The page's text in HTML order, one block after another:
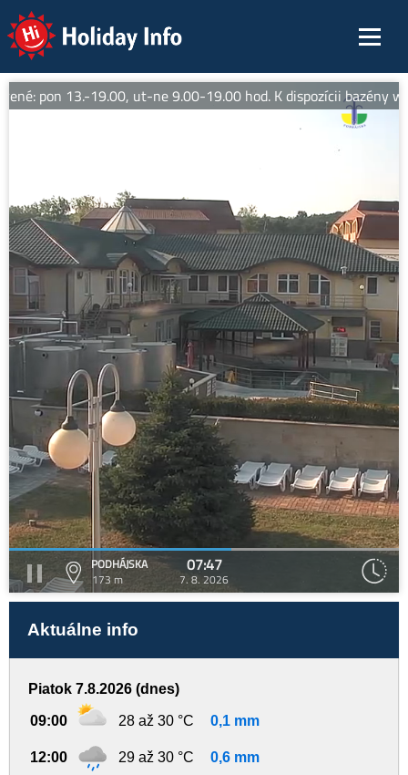
Holiday Info
pon 13.-19.00, ut-ne 9.00-19.00 hod. K dispozícii bazény
PODHÁJSKA
173 m
07:47
7. 8. 2026
Aktuálne info
Piatok 7.8.2026 (dnes)
09:00 28 až 30 °C 0,1 mm
12:00 29 až 30 °C 0,6 mm